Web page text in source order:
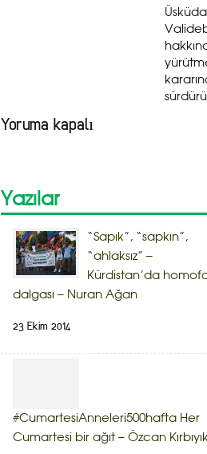
Yoruma kapalı
Yazılar
“Sapık”, “sapkın”,
“ahlaksız” –
Kürdistan’da
dalgası – Nuran Ağan
23 Ekim 2014
#CumartesiAnneleri500hafta Her
Cumartesi bir ağıt – Özcan